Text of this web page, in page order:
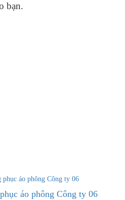
bạn.
áo phông Công ty 06